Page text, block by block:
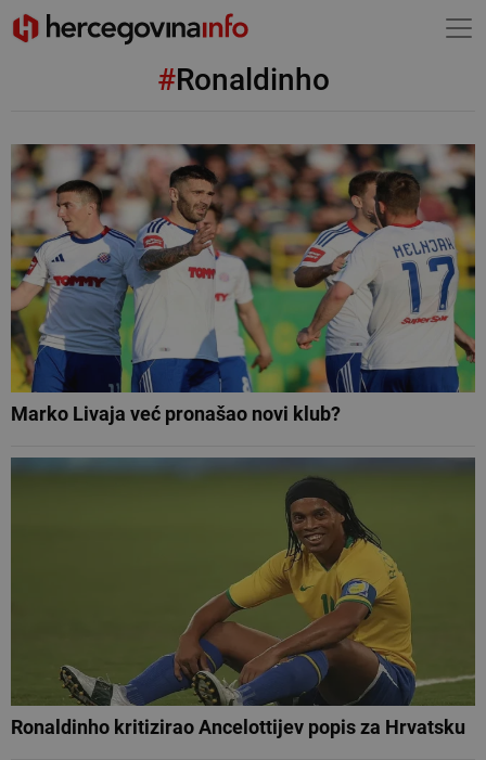
#Ronaldinho
Marko Livaja već pronašao novi klub?
Ronaldinho kritizirao Ancelottijev popis za Hrvatsku